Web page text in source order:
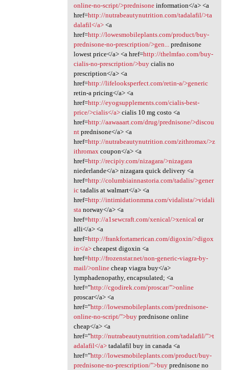
online-no-script/>prednisoneinformation</a> <a
href=http://nutrabeautynutrition.com/tadalafil/>ta
dalafil</a><a
href=http://lowesmobileplants.com/product/buy-
prednisone-no-prescription/>gen...
prednisone
lowest price</a> <a href=http://thelmfao.com/buy-
cialis-no-prescription/>buycialis no
prescription</a> <a
href=http://lifelooksperfect.com/retin-a/>generic
retin-a pricing</a> <a
href=http://eyogsupplements.com/cialis-best-
price/>cialis</a>cialis 10 mg costo <a
href=http://aawaaart.com/drug/prednisone/>discou
ntprednisone</a> <a
href=http://nutrabeautynutrition.com/zithromax/>z
ithromax coupon</a> <a
href=http://recipiy.com/nizagara/>nizagara
niederlande</a> nizagara quick delivery <a
href=http://columbiainnastoria.com/tadalis/>gener
ictadalis at walmart</a> <a
href=http://intimidationmma.com/vidalista/>vidali
sta norway</a> <a
href=http://a1sewcraft.com/xenical/>xenical or
alli</a> <a
href=http://frankfortamerican.com/digoxin/>digox
in</a>cheapest digoxin <a
href=http://frozenstar.net/non-generic-viagra-by-
mail/>onlinecheap viagra buy</a>
lymphadenopathy, encapsulated; <a
href="http://cgodirek.com/proscar/">online
proscar</a> <a
href="http://lowesmobileplants.com/prednisone-
online-no-script/">buyprednisone online
cheap</a> <a
href="http://nutrabeautynutrition.com/tadalafil/">t
adalafil</a>tadalafil buy in canada <a
href="http://lowesmobileplants.com/product/buy-
prednisone-no-prescription/">buyprednisone no